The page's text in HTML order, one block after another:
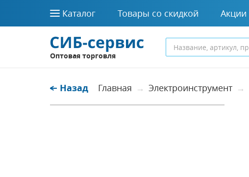
Каталог Товары со скидкой Акции
Оптовая торговля
Назад Главная Электроинструмент